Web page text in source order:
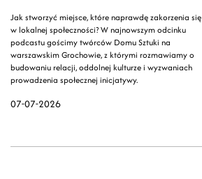
07-07-2026
Jak stworzyć miejsce, które naprawdę zakorzenia się
w lokalnej społeczności? W najnowszym odcinku
podcastu gościmy twórców Domu Sztuki na
warszawskim Grochowie, z którymi rozmawiamy o
budowaniu relacji, oddolnej kulturze i wyzwaniach
prowadzenia społecznej inicjatywy.